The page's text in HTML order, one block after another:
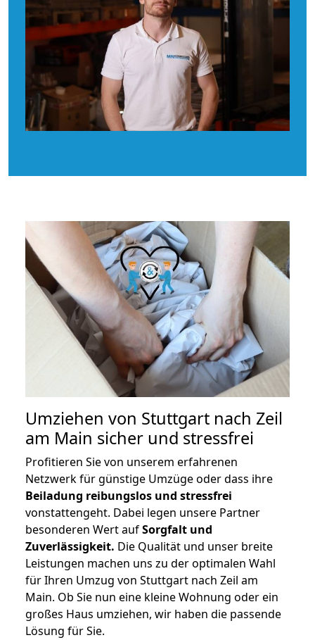
Umziehen von Stuttgart nach Zeil
am Main sicher und stressfrei
Profitieren Sie von unserem erfahrenen
Netzwerk für günstige Umzüge oder dass ihre
Beiladung reibungslos und stressfrei
vonstattengeht. Dabei legen unsere Partner
besonderen Wert aufSorgfalt und
Zuverlässigkeit. Die Qualität und unser breite
Leistungen machen uns zu der optimalen Wahl
für Ihren Umzug von Stuttgart nach Zeil am
Main. Ob Sie nun eine kleine Wohnung oder ein
großes Haus umziehen, wir haben die passende
Lösung für Sie.